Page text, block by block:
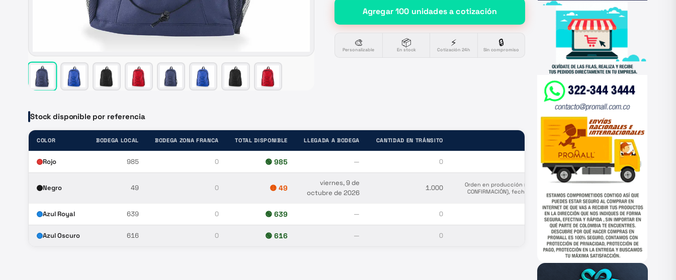
Agregar100 unidadesa cotización
🎨
Personalizable
📦
En stock
⚡
Cotización 24h
🔒
Sin compromiso
Stock disponible por referencia
COLOR BODEGA LOCAL BODEGA ZONA FRANCA TOTAL DISPONIBLE LLEGADA A BODEGA CANTIDAD EN TRÁNSITO ESTADO
Rojo 985 0 🟢 985 — 0 —
Negro 49 0 🟡 49
viernes, 9 de
octubre de 2026
1.000
Orden en producción (PENDIENTE
CONFIRMACIÓN), fecha estimada
salida de puerto origen Agosto 23
Azul Royal 639 0 🟢 639 — 0 —
Azul Oscuro 616 0 🟢 616 — 0 —